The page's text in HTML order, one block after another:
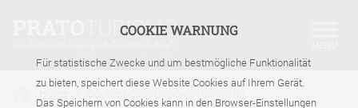
COOKIE WARNUNG
Für statistische Zwecke und um bestmögliche Funktionalität
zu bieten, speichert diese Website Cookies auf Ihrem Gerät.
Das Speichern von Cookies kann in den Browser-Einstellungen
Cookie policy (/cookie-policy-de)